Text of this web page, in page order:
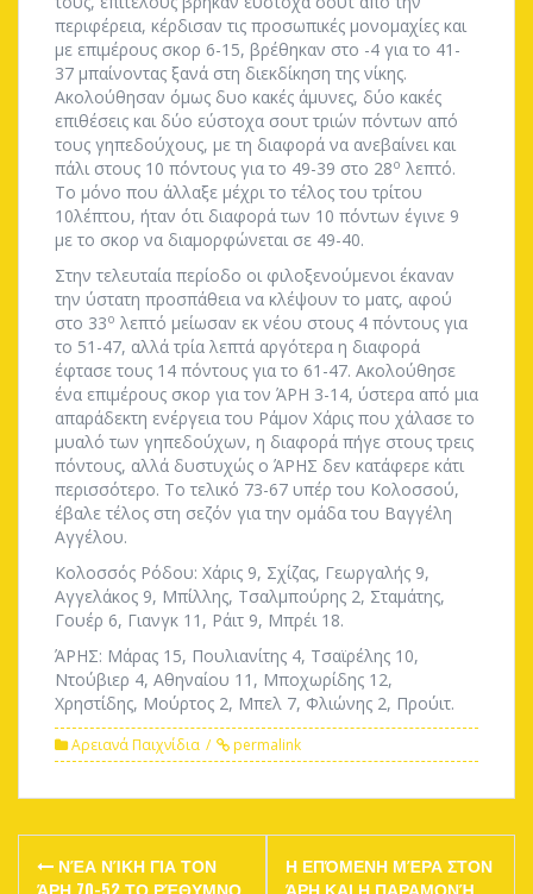
περιφέρεια, κέρδισαν τις προσωπικές μονομαχίες και
με επιμέρους σκορ 6-15, βρέθηκαν στο -4 για το 41-
37 μπαίνοντας ξανά στη διεκδίκηση της νίκης.
Ακολούθησαν όμως δυο κακές άμυνες, δύο κακές
επιθέσεις και δύο εύστοχα σουτ τριών πόντων από
τους γηπεδούχους, με τη διαφορά να ανεβαίνει και
πάλι στους 10 πόντους για το 49-39 στο 28ο λεπτό.
Το μόνο που άλλαξε μέχρι το τέλος του τρίτου
10λέπτου, ήταν ότι διαφορά των 10 πόντων έγινε 9
με το σκορ να διαμορφώνεται σε 49-40.
Στην τελευταία περίοδο οι φιλοξενούμενοι έκαναν
την ύστατη προσπάθεια να κλέψουν το ματς, αφού
στο 33ο λεπτό μείωσαν εκ νέου στους 4 πόντους για
το 51-47, αλλά τρία λεπτά αργότερα η διαφορά
έφτασε τους 14 πόντους για το 61-47. Ακολούθησε
ένα επιμέρους σκορ για τον ΆΡΗ 3-14, ύστερα από μια
απαράδεκτη ενέργεια του Ράμον Χάρις που χάλασε το
μυαλό των γηπεδούχων, η διαφορά πήγε στους τρεις
πόντους, αλλά δυστυχώς ο ΆΡΗΣ δεν κατάφερε κάτι
περισσότερο. Το τελικό 73-67 υπέρ του Κολοσσού,
έβαλε τέλος στη σεζόν για την ομάδα του Βαγγέλη
Αγγέλου.
Κολοσσός Ρόδου: Χάρις 9, Σχίζας, Γεωργαλής 9,
Αγγελάκος 9, Μπίλλης, Τσαλμπούρης 2, Σταμάτης,
Γουέρ 6, Γιανγκ 11, Ράιτ 9, Μπρέι 18.
ΆΡΗΣ: Μάρας 15, Πουλιανίτης 4, Τσαϊρέλης 10,
Ντούβιερ 4, Αθηναίου 11, Μποχωρίδης 12,
Χρηστίδης, Μούρτος 2, Μπελ 7, Φλιώνης 2, Προύιτ.
Αρειανά Παιχνίδια permalink
PostΝΈΑ ΝΊΚΗ ΓΙΑ ΤΟΝ
ΆΡΗ 70-52 ΤΟ ΡΈΘΥΜΝΟ
Η ΕΠΌΜΕΝΗ ΜΈΡΑ ΣΤΟΝ
ΆΡΗ ΚΑΙ Η ΠΑΡΑΜΟΝΉ